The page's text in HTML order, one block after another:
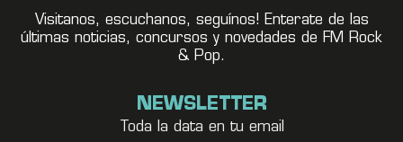
Visitanos, escuchanos, seguínos! Enterate de las
últimas noticias, concursos y novedades de FM Rock
& Pop.
NEWSLETTER
Toda la data en tu email